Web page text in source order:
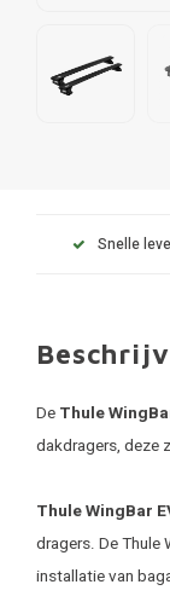
Snelle
De Thule
dakdragers, deze
Thule WingBar
dragers. De
installatie van